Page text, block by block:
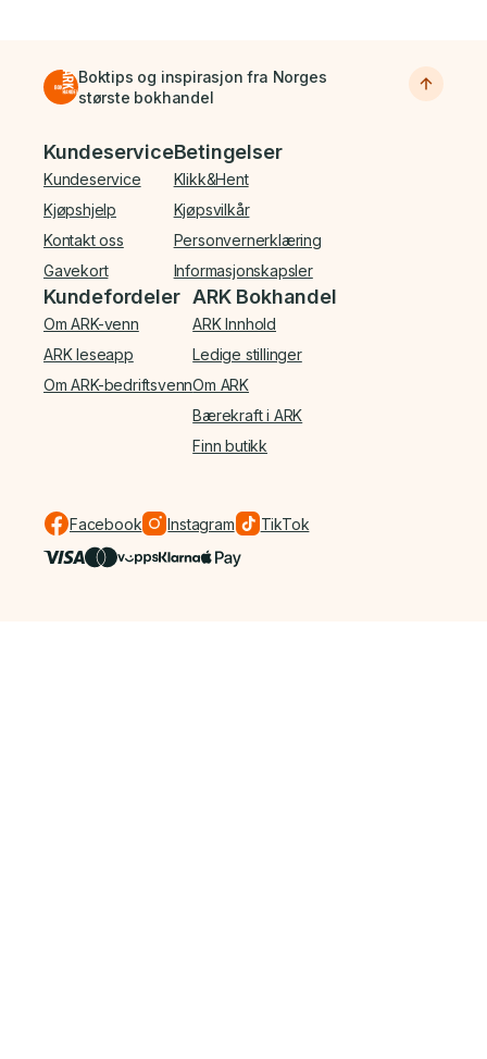
Boktips og inspirasjon fra Norges
største bokhandel
Bunnmeny
Kundeservice
Kundeservice
Kjøpshjelp
Kontakt oss
Gavekort
Betingelser
Klikk&Hent
Kjøpsvilkår
Personvernerklæring
Informasjonskapsler
Kundefordeler
Om ARK-venn
ARK leseapp
Om ARK-bedriftsvenn
ARK Bokhandel
ARK Innhold
Ledige stillinger
Om ARK
Bærekraft i ARK
Finn butikk
Facebook Instagram TikTok